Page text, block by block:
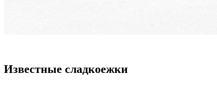
Известные сладкоежки